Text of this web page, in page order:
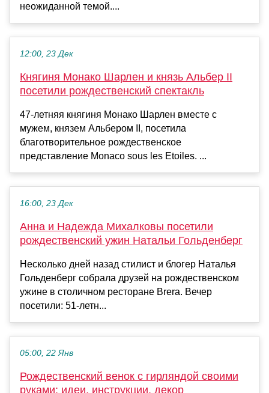
неожиданной темой....
12:00, 23 Дек
Княгиня Монако Шарлен и князь Альбер II
посетили рождественский спектакль
47-летняя княгиня Монако Шарлен вместе с
мужем, князем Альбером II, посетила
благотворительное рождественское
представление Monaco sous les Etoiles. ...
16:00, 23 Дек
Анна и Надежда Михалковы посетили
рождественский ужин Натальи Гольденберг
Несколько дней назад стилист и блогер Наталья
Гольденберг собрала друзей на рождественском
ужине в столичном ресторане Brera. Вечер
посетили: 51-летн...
05:00, 22 Янв
Рождественский венок с гирляндой своими
руками: идеи, инструкции, декор